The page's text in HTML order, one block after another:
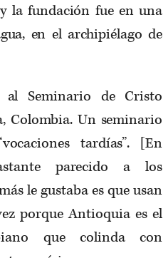
la fundación fue en una
en el archipiélago de
Seminario de Cristo
Colombia. Un seminario
tardías”. [En
parecido a los
le gustaba es que usan
porque Antioquia es el
que colinda con